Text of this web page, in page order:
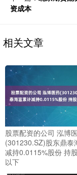
资成本
相关文章
股票配资的公司 泓博
(301230.SZ)股东鼎泰
减持0.0115%股份 持
以下